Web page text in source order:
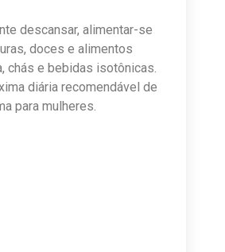
descansar, alimentar-se
doces e alimentos
chás e bebidas isotônicas.
diária recomendável de
para mulheres.